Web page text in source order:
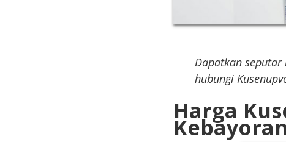
Dapatkan
hubungi
Harga